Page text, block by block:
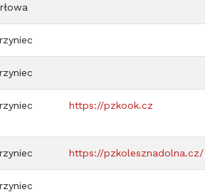
https://pzkook.cz
https://pzkolesznadolna.cz/